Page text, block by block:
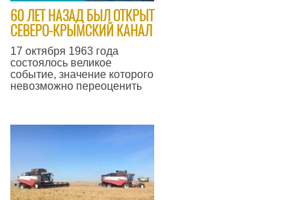
​60 ЛЕТ НАЗАД БЫЛ ОТКРЫТ
СЕВЕРО-КРЫМСКИЙ КАНАЛ
17 октября 1963 года
состоялось великое
событие, значение которого
невозможно переоценить